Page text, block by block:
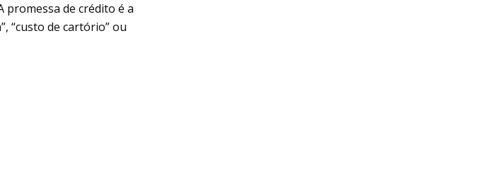
promessa de crédito é a
“custo de cartório” ou